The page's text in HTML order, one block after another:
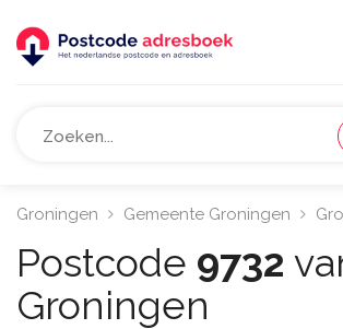
Groningen Gemeente Groningen
Postcode 9732
Groningen